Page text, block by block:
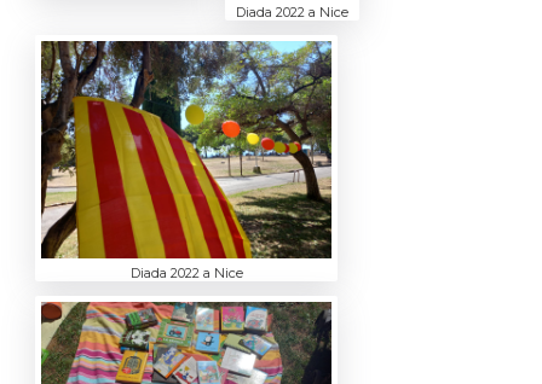
Diada 2022 a Nice
Diada 2022 a Nice